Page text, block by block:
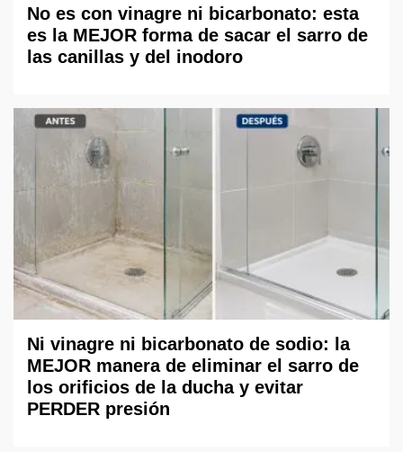
No es con vinagre ni bicarbonato: esta
es la MEJOR forma de sacar el sarro de
las canillas y del inodoro
Ni vinagre ni bicarbonato de sodio: la
MEJOR manera de eliminar el sarro de
los orificios de la ducha y evitar
PERDER presión